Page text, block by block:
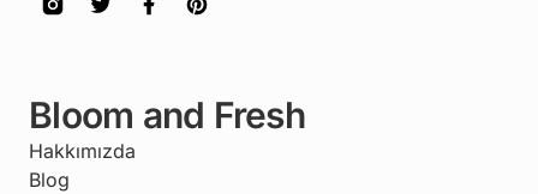
Bloom and Fresh
Hakkımızda
Blog